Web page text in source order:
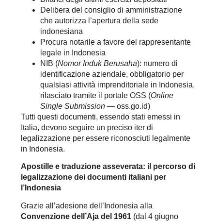
Delibera del consiglio di amministrazione
che autorizza l’apertura della sede
indonesiana
Procura notarile a favore del rappresentante
legale in Indonesia
NIB (Nomor Induk Berusaha): numero di
identificazione aziendale, obbligatorio per
qualsiasi attività imprenditoriale in Indonesia,
rilasciato tramite il portale OSS (Online
Single Submission— oss.go.id)
Tutti questi documenti, essendo stati emessi in
Italia, devono seguire un preciso iter di
legalizzazione per essere riconosciuti legalmente
in Indonesia.
Apostillee traduzione asseverata: il percorso di
legalizzazione dei documenti italiani per
l’Indonesia
Grazie all’adesione dell’Indonesia alla
Convenzione dell’Aja del 1961(dal 4 giugno